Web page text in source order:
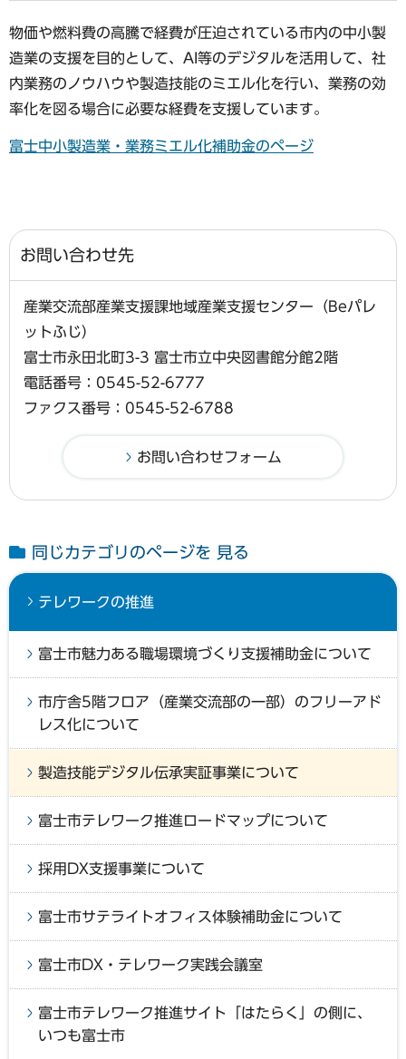
物価や燃料費の高騰で経費が圧迫されている市内の中小製
造業の支援を目的として、AI等のデジタルを活用して、社
内業務のノウハウや製造技能のミエル化を行い、業務の効
率化を図る場合に必要な経費を支援しています。
富士中小製造業・業務ミエル化補助金のページ
お問い合わせ先
産業交流部産業支援課地域産業支援センター（Beパレ
ットふじ）
富士市永田北町3-3 富士市立中央図書館分館2階
電話番号：0545-52-6777
ファクス番号：0545-52-6788
同じカテゴリのページを 見る
テレワークの推進
富士市魅力ある職場環境づくり支援補助金について
市庁舎5階フロア（産業交流部の一部）のフリーアド
レス化について
製造技能デジタル伝承実証事業について
富士市テレワーク推進ロードマップについて
採用DX支援事業について
富士市サテライトオフィス体験補助金について
富士市DX・テレワーク実践会議室
富士市テレワーク推進サイト「はたらく」の側に、
いつも富士市